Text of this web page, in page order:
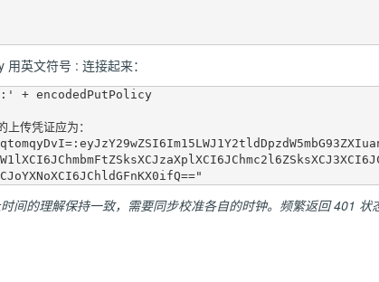
英文符号 : 连接起来：
+ encodedPutPolicy
传凭证应为：
间的理解保持一致，需要同步校准各自的时钟。频繁返回 401 状